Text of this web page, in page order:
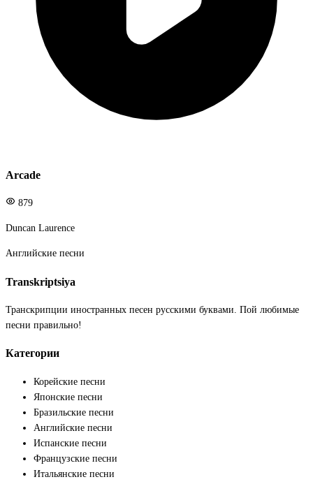
Arcade
879
Duncan Laurence
Английские песни
Transkriptsiya
Транскрипции иностранных песен русскими буквами. Пой любимые
песни правильно!
Категории
Корейские песни
Японские песни
Бразильские песни
Английские песни
Испанские песни
Французские песни
Итальянские песни